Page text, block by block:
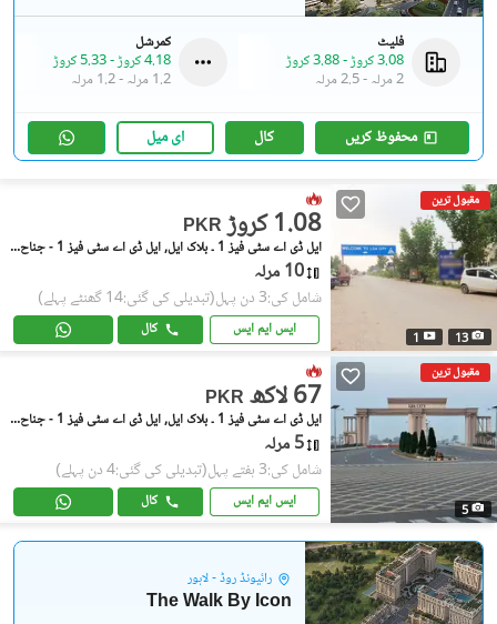
فلیٹ
3.08 کروڑ
-3.88 کروڑ
2 مرلہ
-2.5 مرلہ
کمرشل
4.18 کروڑ
-5.33 کروڑ
1.2 مرلہ
-1.2 مرلہ
محفوظ کریں کال ای میل
مقبول ترین
13
1
PKR 1.08 کروڑ
ایل ڈی اے سٹی فیز 1 ۔ بلاک ایل, ایل ڈی اے سٹی فیز 1 - جناح سیکٹر
10 مرلہ
شامل کی:3 دن پہل (تبدیلی کی گئی:14 گھنٹے پہلے)
ایس ایم ایس کال
مقبول ترین
5
PKR 67 لاکھ
ایل ڈی اے سٹی فیز 1 ۔ بلاک ایل, ایل ڈی اے سٹی فیز 1 - جناح سیکٹر
5 مرلہ
شامل کی:3 ہفتے پہل (تبدیلی کی گئی:4 دن پہلے)
ایس ایم ایس کال
رائیونڈ روڈ - لاہور
The Walk By Icon